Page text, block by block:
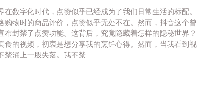
数字化时代，点赞似乎已经成为了我们日常生活的标配。
购物时的商品评价，点赞似乎无处不在。然而，抖音这个曾
布封禁了点赞功能。这背后，究竟隐藏着怎样的隐秘世界？
食的视频，初衷是想分享我的烹饪心得。然而，当我看到视
禁涌上一股失落。我不禁